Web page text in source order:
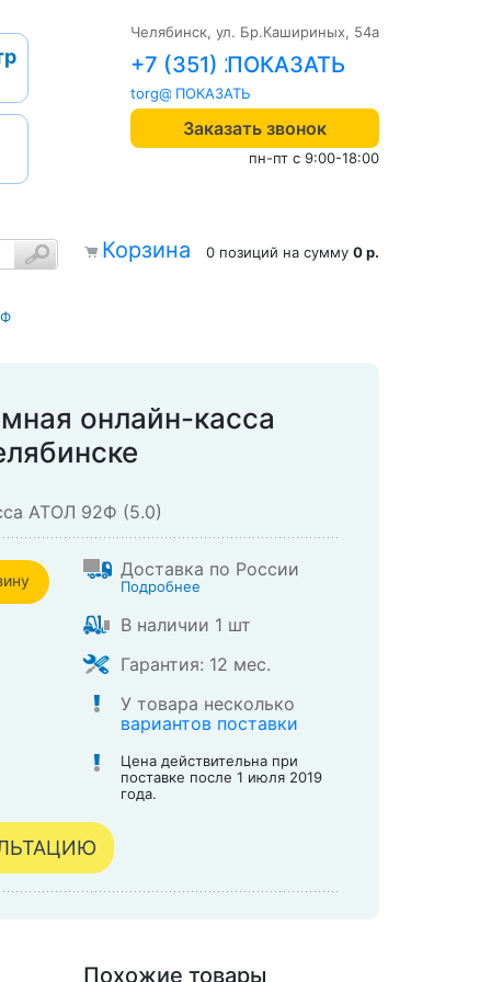
Челябинск, ул. Бр.Кашириных, 54а
+7 (351) 242-04-09
torg@1cab.ru
Заказать звонок
пн-пт с 9:00-18:00
Корзина 0 позиций на сумму0 р.
онлайн-касса
АТОЛ 92Ф (5.0)
Доставка по России
Подробнее
В наличии 1 шт
Гарантия: 12 мес.
У товара несколько
вариантов поставки
Цена действительна при
поставке после 1 июля 2019
года.
Похожие товары